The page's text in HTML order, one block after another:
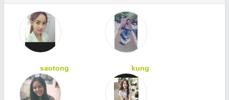
saotong kung